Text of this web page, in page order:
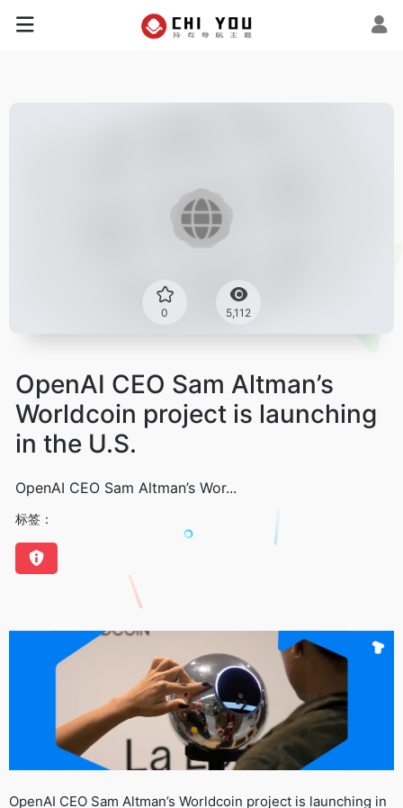
0 5,112
OpenAI CEO Sam Altman’s
Worldcoin project is launching
in the U.S.
OpenAI CEO Sam Altman’s Wor...
标签：
OpenAI CEO Sam Altman’s Worldcoin project is launching in